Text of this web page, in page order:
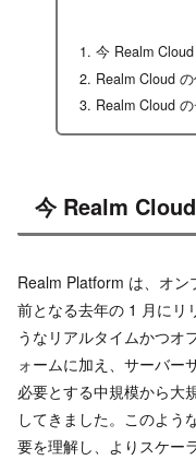
今 Realm
Realm Cloud
Realm Cloud
今 Realm
Realm Platform は、オ
前となる去年の 1 月にリ
うなリアルタイムかつオ
ォームに加え、サーバー
必要とする中規模から大
してきました。このよう
要を理解し、よりスケー